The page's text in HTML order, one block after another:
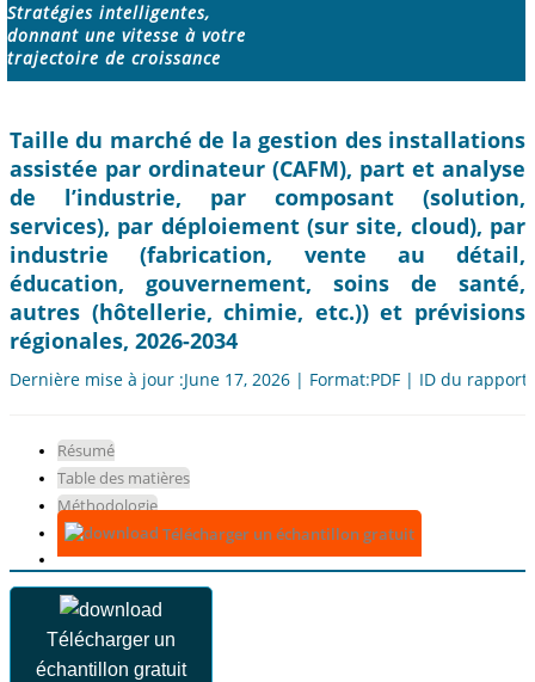
Stratégies intelligentes,
donnant une vitesse à votre
trajectoire de croissance
Taille du marché de la gestion des installations
assistée par ordinateur (CAFM), part et analyse
de l’industrie, par composant (solution,
services), par déploiement (sur site, cloud), par
industrie (fabrication, vente au détail,
éducation, gouvernement, soins de santé,
autres (hôtellerie, chimie, etc.)) et prévisions
régionales, 2026-2034
Dernière mise à jour :June 17, 2026 | Format:PDF | ID du
Résumé
Table des matières
Méthodologie
Télécharger un échantillon gratuit
Télécharger un
échantillon gratuit